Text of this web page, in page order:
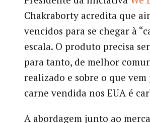
Chakraborty acredita que
vencidos para se chegar à
escala. O produto precisa
para tanto, de melhor
realizado e sobre o que vem
carne vendida nos EUA é
A abordagem junto ao